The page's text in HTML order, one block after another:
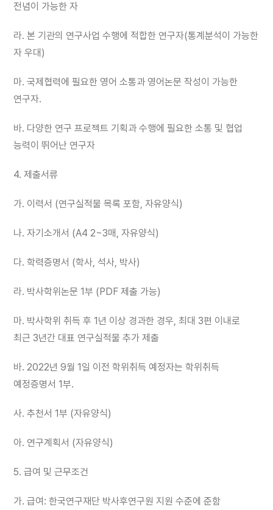
전념이 가능한 자
라. 본 기관의 연구사업 수행에 적합한 연구자(통계분석이 가능한
자 우대)
마. 국제협력에 필요한 영어 소통과 영어논문 작성이 가능한
연구자.
바. 다양한 연구 프로젝트 기획과 수행에 필요한 소통 및 협업
능력이 뛰어난 연구자
4. 제출서류
가. 이력서 (연구실적물 목록 포함, 자유양식)
나. 자기소개서 (A4 2~3매, 자유양식)
다. 학력증명서 (학사, 석사, 박사)
라. 박사학위논문 1부 (PDF 제출 가능)
마. 박사학위 취득 후 1년 이상 경과한 경우, 최대 3편 이내로
최근 3년간 대표 연구실적물 추가 제출
바. 2022년 9월 1일 이전 학위취득 예정자는 학위취득
예정증명서 1부.
사. 추천서 1부 (자유양식)
아. 연구계획서 (자유양식)
5. 급여 및 근무조건
가. 급여: 한국연구재단 박사후연구원 지원 수준에 준함